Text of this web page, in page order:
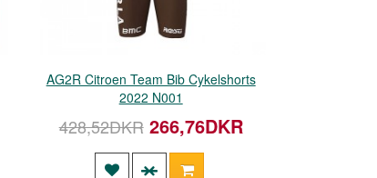
AG2R Citroen Team Bib Cykelshorts
2022 N001
428,52DKR 266,76DKR